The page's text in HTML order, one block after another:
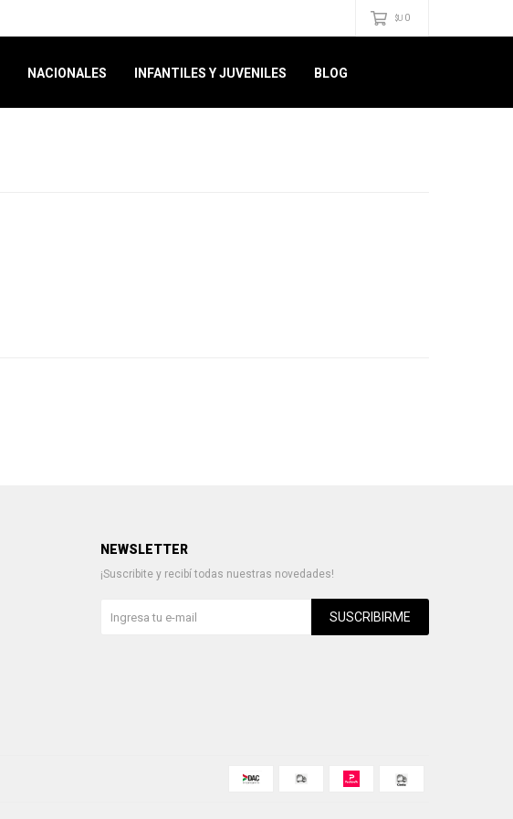
NACIONALES INFANTILES Y JUVENILES BLOG
$U 0
NEWSLETTER
¡Suscribite y recibí todas nuestras novedades!
SUSCRIBIRME